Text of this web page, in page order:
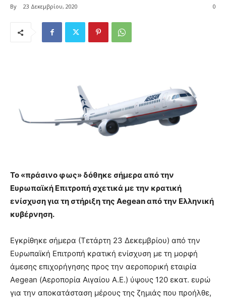
By 23 Δεκεμβρίου, 2020 0
Το «πράσινο φως» δόθηκε σήμερα από την
Ευρωπαϊκή Επιτροπή σχετικά με την κρατική
ενίσχυση για τη στήριξη της Aegeanαπό την Ελληνική
κυβέρνηση.
Εγκρίθηκε σήμερα (Τετάρτη 23 Δεκεμβρίου) από την
Ευρωπαϊκή Επιτροπή κρατική ενίσχυση με τη μορφή
άμεσης επιχορήγησης προς την αεροπορική εταιρία
Aegean (Αεροπορία Αιγαίου Α.Ε.) ύψους 120 εκατ. ευρώ
για την αποκατάσταση μέρους της ζημιάς που προήλθε,